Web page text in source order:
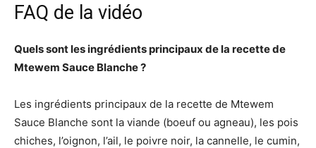
FAQ de la vidéo
Quels sont les ingrédients principaux de la recette de
Mtewem Sauce Blanche ?
Les ingrédients principaux de la recette de Mtewem
Sauce Blanche sont la viande (boeuf ou agneau), les pois
chiches, l’oignon, l’ail, le poivre noir, la cannelle, le cumin,